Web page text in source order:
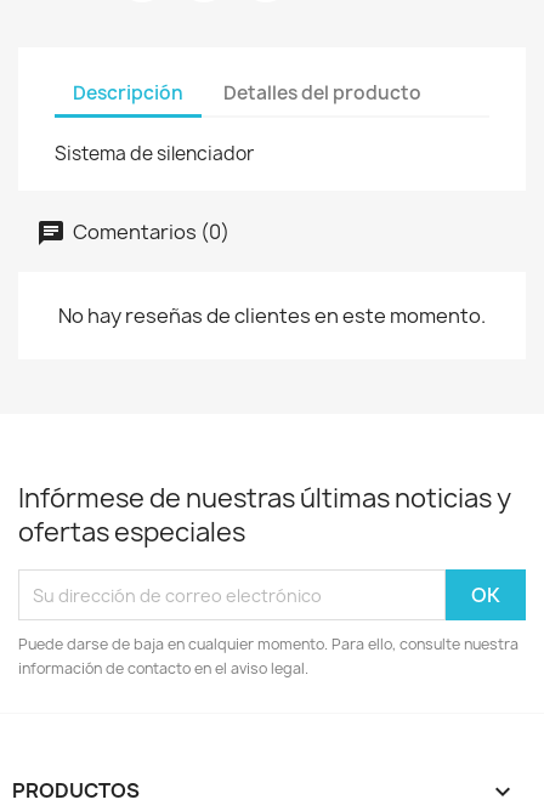
Descripción Detalles del producto
Sistema de silenciador
Comentarios (0)
No hay reseñas de clientes en este momento.
Infórmese de nuestras últimas noticias y
ofertas especiales
Puede darse de baja en cualquier momento. Para ello, consulte nuestra
información de contacto en el aviso legal.
PRODUCTOS 